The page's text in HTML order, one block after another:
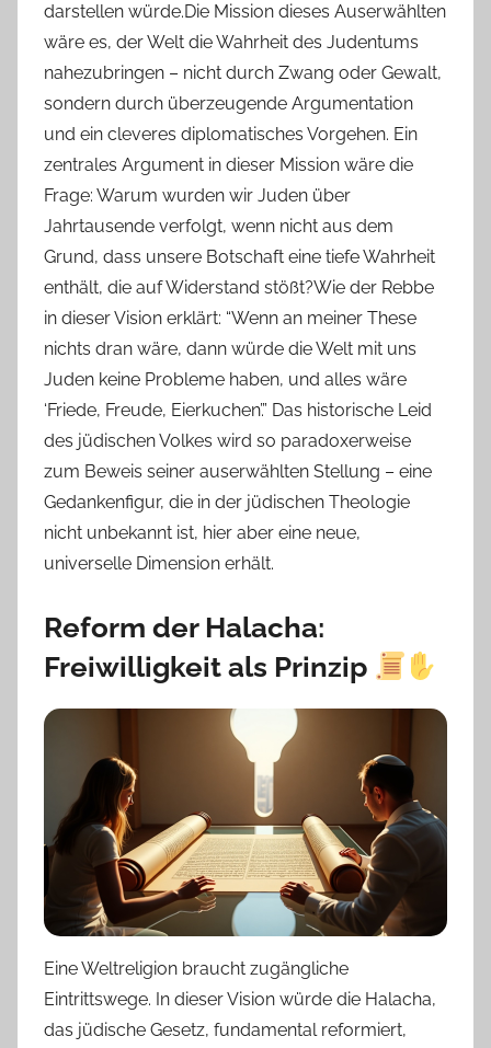
darstellen würde.Die Mission dieses Auserwählten
wäre es, der Welt die Wahrheit des Judentums
nahezubringen – nicht durch Zwang oder Gewalt,
sondern durch überzeugende Argumentation
und ein cleveres diplomatisches Vorgehen. Ein
zentrales Argument in dieser Mission wäre die
Frage: Warum wurden wir Juden über
Jahrtausende verfolgt, wenn nicht aus dem
Grund, dass unsere Botschaft eine tiefe Wahrheit
enthält, die auf Widerstand stößt?Wie der Rebbe
in dieser Vision erklärt: “Wenn an meiner These
nichts dran wäre, dann würde die Welt mit uns
Juden keine Probleme haben, und alles wäre
‘Friede, Freude, Eierkuchen’.” Das historische Leid
des jüdischen Volkes wird so paradoxerweise
zum Beweis seiner auserwählten Stellung – eine
Gedankenfigur, die in der jüdischen Theologie
nicht unbekannt ist, hier aber eine neue,
universelle Dimension erhält.
Reform der Halacha:
Freiwilligkeit als Prinzip
Eine Weltreligion braucht zugängliche
Eintrittswege. In dieser Vision würde die Halacha,
das jüdische Gesetz, fundamental reformiert,